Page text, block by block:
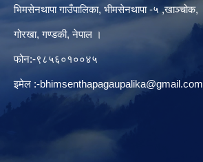
भिमसेनथापा गाउँपालिका, भीमसेनथापा -५ ,खाञ्चोक,
गोरखा, गण्डकी, नेपाल ।
फोन:-९८५६०१००४५
इमेल :-bhimsenthapagaupalika@gmail.com